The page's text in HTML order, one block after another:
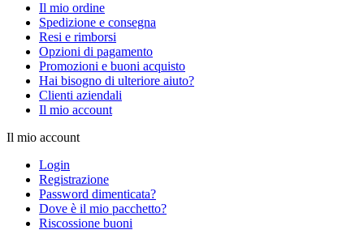
Il mio ordine
Spedizione e consegna
Resi e rimborsi
Opzioni di pagamento
Promozioni e buoni acquisto
Hai bisogno di ulteriore aiuto?
Clienti aziendali
Il mio account
Il mio account
Login
Registrazione
Password dimenticata?
Dove è il mio pacchetto?
Riscossione buoni